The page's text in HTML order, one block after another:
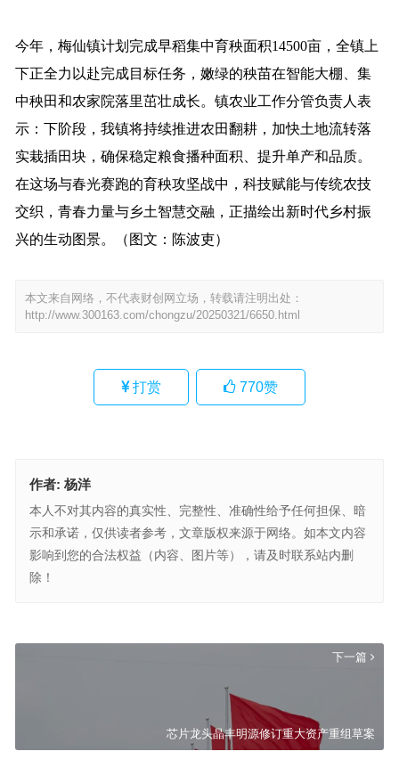
今年，梅仙镇计划完成早稻集中育秧面积14500亩，全镇上
下正全力以赴完成目标任务，嫩绿的秧苗在智能大棚、集
中秧田和农家院落里茁壮成长。镇农业工作分管负责人表
示：下阶段，我镇将持续推进农田翻耕，加快土地流转落
实栽插田块，确保稳定粮食播种面积、提升单产和品质。
在这场与春光赛跑的育秧攻坚战中，科技赋能与传统农技
交织，青春力量与乡土智慧交融，正描绘出新时代乡村振
兴的生动图景。（图文：陈波吏）
本文来自网络，不代表财创网立场，转载请注明出处：
http://www.300163.com/chongzu/20250321/6650.html
打赏 770赞
作者: 杨洋
本人不对其内容的真实性、完整性、准确性给予任何担保、暗
示和承诺，仅供读者参考，文章版权来源于网络。如本文内容
影响到您的合法权益（内容、图片等），请及时联系站内删
除！
下一篇
芯片龙头晶丰明源修订重大资产重组草案